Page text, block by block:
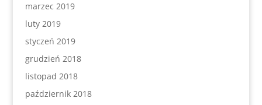
marzec 2019
luty 2019
styczeń 2019
grudzień 2018
listopad 2018
październik 2018